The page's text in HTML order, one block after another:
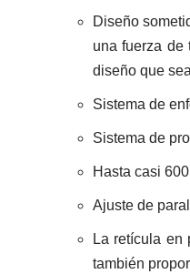
Diseño
una fuerza de
diseño que
Sistema de
Sistema de
Hasta casi
Ajuste de
La retícula en
también